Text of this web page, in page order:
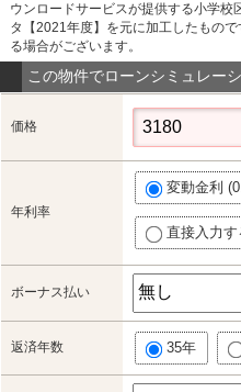
ウンロードサービスが提供する小学
タ【2021年度】を元に加工したもの
る場合がございます。
この物件でローンシミュレー
価格
年利率
変動金利
直接入力す
ボーナス払い
返済年数 35年